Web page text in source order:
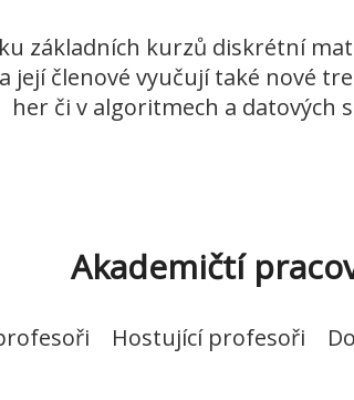
základních kurzů diskrétní
její členové vyučují také nové
her či v algoritmech a datových
Akademičtí
Hostující profesoři